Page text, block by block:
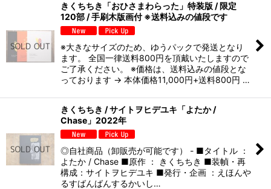
きくちちき「おひさまわらった」特装版 / 限定
120部 / 手刷木版画付 ※送料込みの値段です
※大きなサイズのため、ゆうパックで発送となり
ます。 全国一律送料800円を頂戴いたしますので
ご了承ください。 ※価格は、送料込みの値段とな
っております → 本体価格11,000円+送料800円 …
きくちちき / サイトヲヒデユキ「よたか /
Chase」2022年
◎自社商品（卸販売が可能です） - ■タイトル ：
よたか / Chase ■原作 ： きくちちき ■装幀・再
構成：サイトヲヒデユキ ■発行・企画 ：えほんや
るすばんばんするかいし…